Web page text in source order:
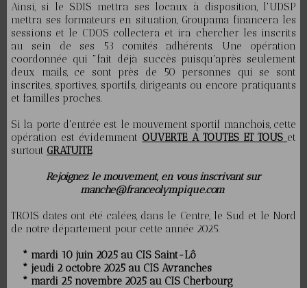
Ainsi, si le SDIS mettra ses locaux à disposition, l'UDSP
mettra ses formateurs en situation, Groupama financera les
sessions et le CDOS collectera et ira chercher les inscrits
au sein de ses 53 comités adhérents. Une opération
coordonnée qui "fait déjà succès puisqu'après seulement
deux mails, ce sont près de 50 personnes qui se sont
inscrites, sportives, sportifs, dirigeants ou encore pratiquants
et familles proches.
Si la porte d'entrée est le mouvement sportif manchois, cette
opération est évidemment OUVERTE A TOUTES ET TOUS et
surtout GRATUITE.
Rejoignez le mouvement, en vous inscrivant sur
manche@franceolympique.com
TROIS dates ont été calées, dans le Centre, le Sud et le Nord
de notre département pour cette année 2025.
* mardi 10 juin 2025 au CIS Saint-Lô
* jeudi 2 octobre 2025 au CIS Avranches
* mardi 25 novembre 2025 au CIS Cherbourg